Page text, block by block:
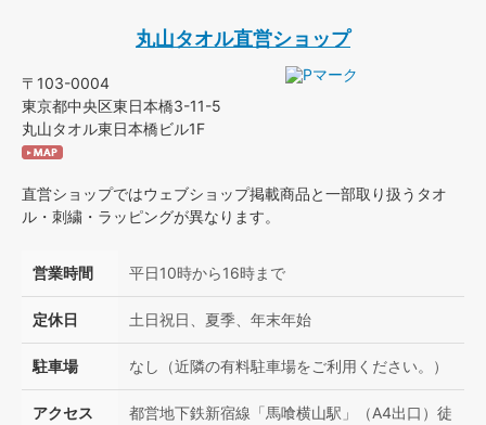
丸山タオル直営ショップ
〒103-0004
東京都中央区東日本橋3-11-5
丸山タオル東日本橋ビル1F
直営ショップではウェブショップ掲載商品と一部取り扱うタオ
ル・刺繍・ラッピングが異なります。
営業時間 平日10時から16時まで
定休日 土日祝日、夏季、年末年始
駐車場 なし（近隣の有料駐車場をご利用ください。）
アクセス
都営地下鉄新宿線「馬喰横山駅」（A4出口）徒